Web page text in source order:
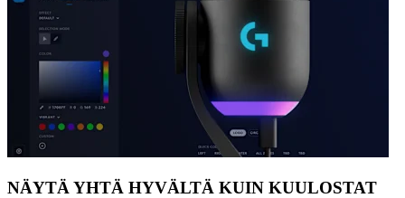
NÄYTÄ YHTÄ HYVÄLTÄ KUIN KUULOSTAT